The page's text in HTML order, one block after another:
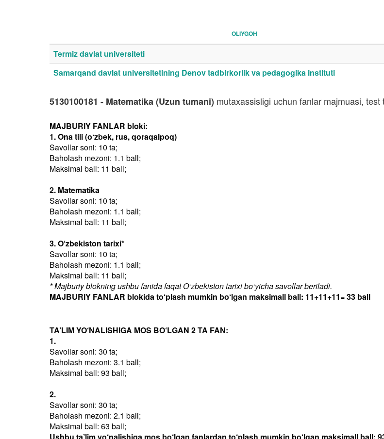
OLIYGOH
Termiz davlat universiteti
Samarqand davlat universitetining Denov tadbirkorlik va pedagogika instituti
5130100181 - Matematika (Uzun tumani) mutaxassisligi uchun fanlar majmuasi,
MAJBURIY FANLAR bloki:
1. Ona tili (o‘zbek, rus, qoraqalpoq)
Savollar soni: 10 ta;
Baholash mezoni: 1.1 ball;
Maksimal ball: 11 ball;
2. Matematika
Savollar soni: 10 ta;
Baholash mezoni: 1.1 ball;
Maksimal ball: 11 ball;
3. O‘zbekiston tarixi*
Savollar soni: 10 ta;
Baholash mezoni: 1.1 ball;
Maksimal ball: 11 ball;
* Majburiy blokning ushbu fanida faqat O‘zbekiston tarixi bo‘yicha savollar beriladi.
MAJBURIY FANLAR blokida to‘plash mumkin bo‘lgan maksimall ball: 11+11+11= 33 ball
TA’LIM YO‘NALISHIGA MOS BO‘LGAN 2 TA FAN:
1.
Savollar soni: 30 ta;
Baholash mezoni: 3.1 ball;
Maksimal ball: 93 ball;
2.
Savollar soni: 30 ta;
Baholash mezoni: 2.1 ball;
Maksimal ball: 63 ball;